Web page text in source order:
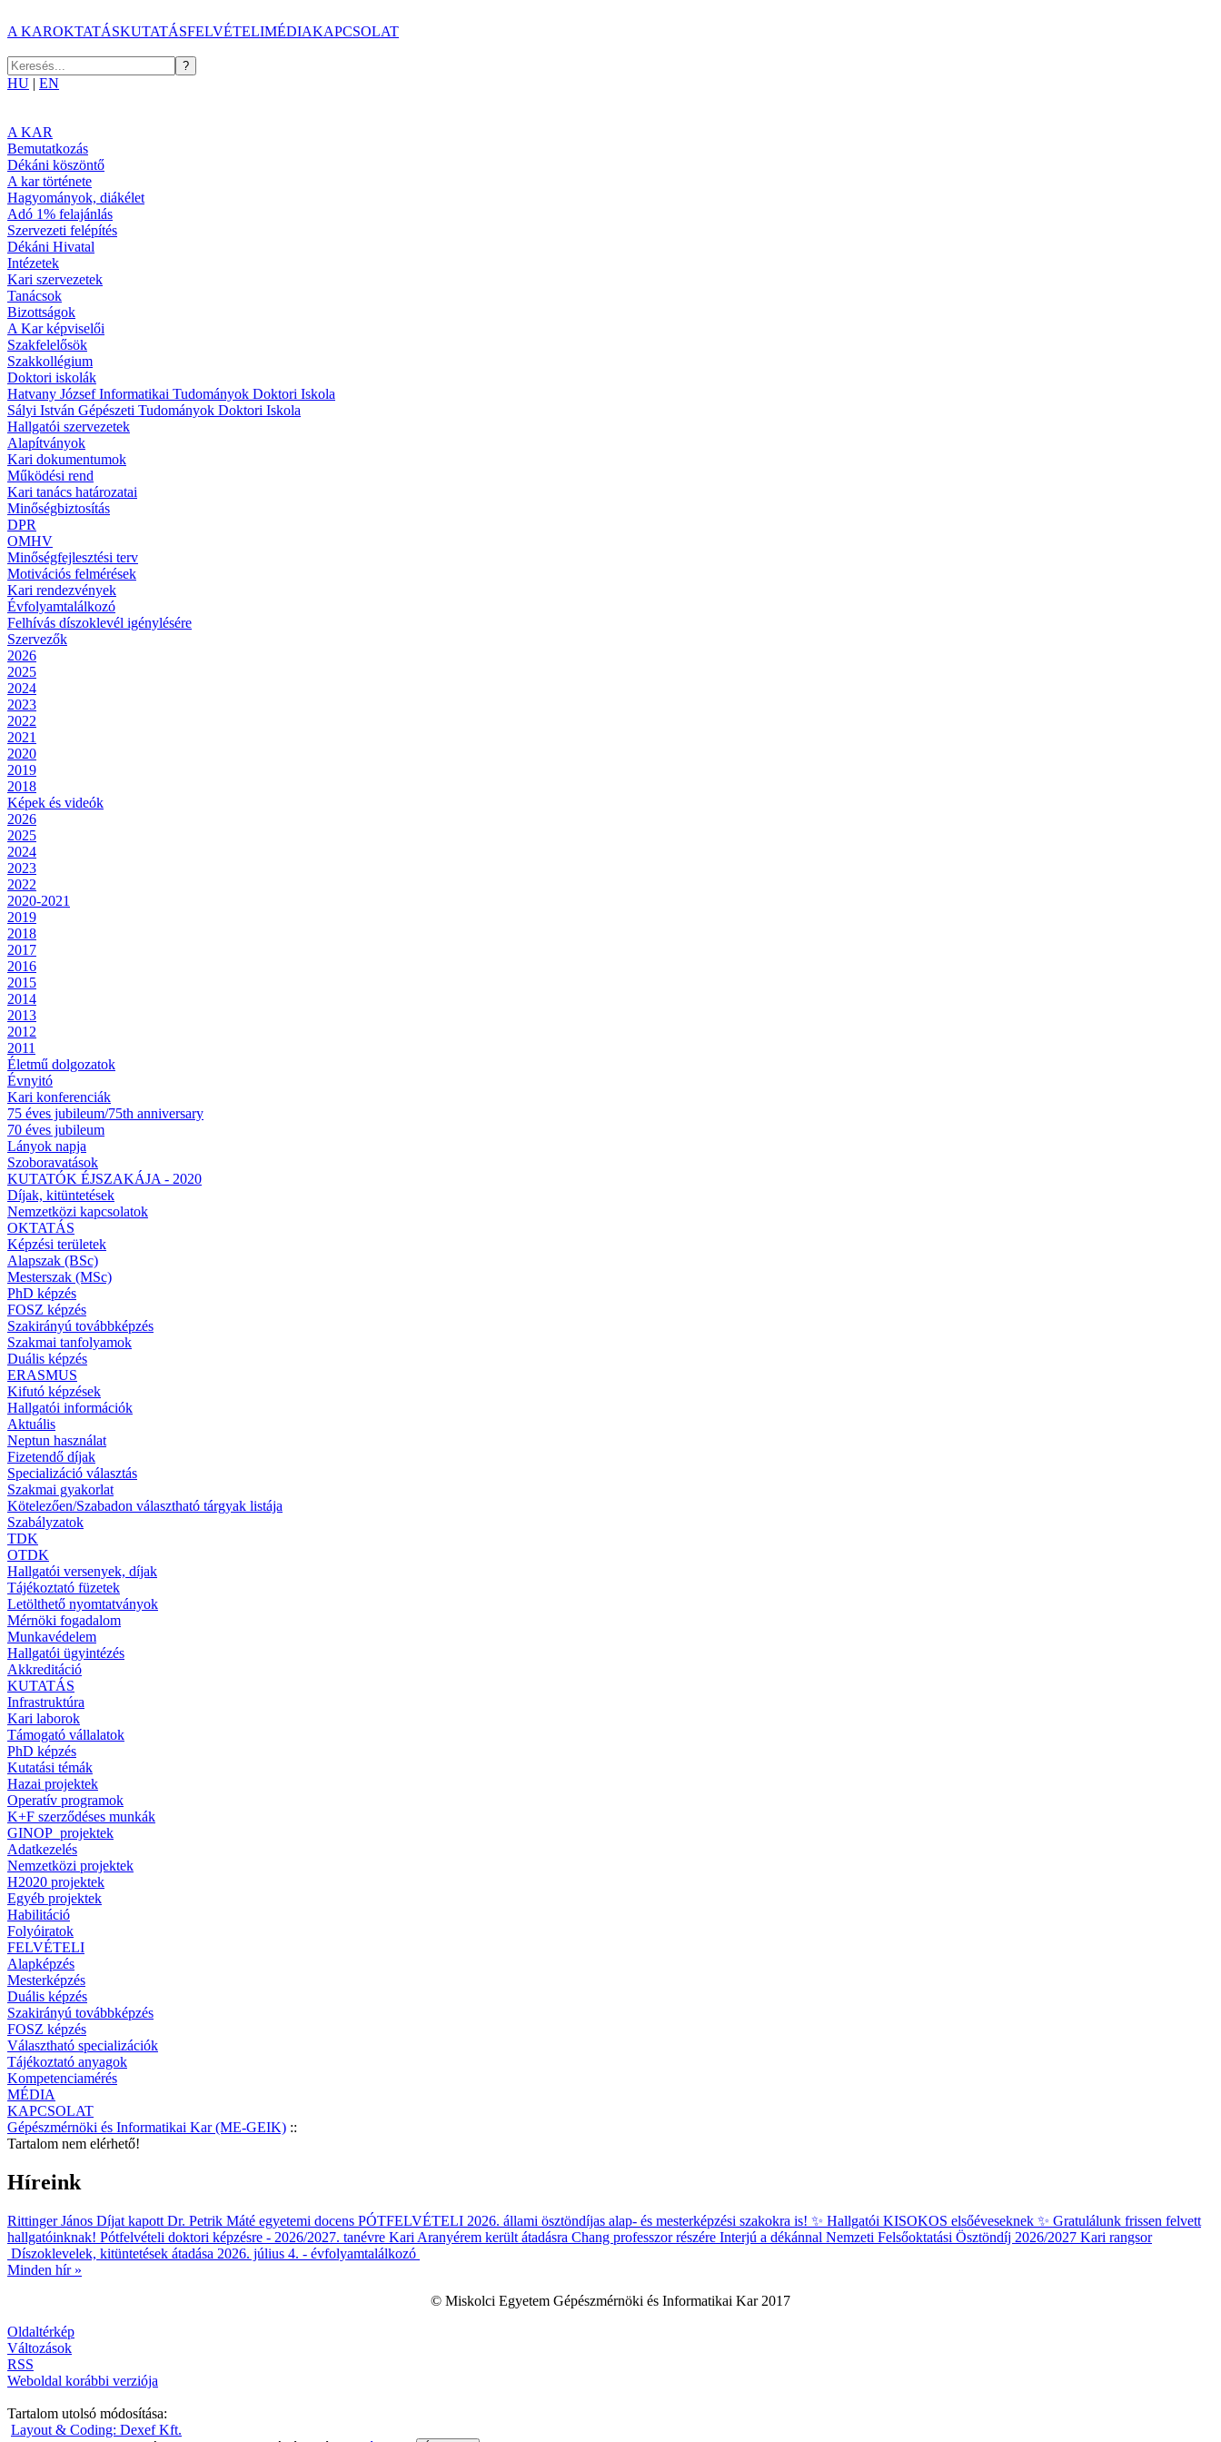
A KAROKTATÁSKUTATÁSFELVÉTELIMÉDIAKAPCSOLAT
HU | EN
A KAR
Bemutatkozás
Dékáni köszöntő
A kar története
Hagyományok, diákélet
Adó 1% felajánlás
Szervezeti felépítés
Dékáni Hivatal
Intézetek
Kari szervezetek
Tanácsok
Bizottságok
A Kar képviselői
Szakfelelősök
Szakkollégium
Doktori iskolák
Hatvany József Informatikai Tudományok Doktori Iskola
Sályi István Gépészeti Tudományok Doktori Iskola
Hallgatói szervezetek
Alapítványok
Kari dokumentumok
Működési rend
Kari tanács határozatai
Minőségbiztosítás
DPR
OMHV
Minőségfejlesztési terv
Motivációs felmérések
Kari rendezvények
Évfolyamtalálkozó
Felhívás díszoklevél igénylésére
Szervezők
2026
2025
2024
2023
2022
2021
2020
2019
2018
Képek és videók
2026
2025
2024
2023
2022
2020-2021
2019
2018
2017
2016
2015
2014
2013
2012
2011
Életmű dolgozatok
Évnyitó
Kari konferenciák
75 éves jubileum/75th anniversary
70 éves jubileum
Lányok napja
Szoboravatások
KUTATÓK ÉJSZAKÁJA - 2020
Díjak, kitüntetések
Nemzetközi kapcsolatok
OKTATÁS
Képzési területek
Alapszak (BSc)
Mesterszak (MSc)
PhD képzés
FOSZ képzés
Szakirányú továbbképzés
Szakmai tanfolyamok
Duális képzés
ERASMUS
Kifutó képzések
Hallgatói információk
Aktuális
Neptun használat
Fizetendő díjak
Specializáció választás
Szakmai gyakorlat
Kötelezően/Szabadon választható tárgyak listája
Szabályzatok
TDK
OTDK
Hallgatói versenyek, díjak
Tájékoztató füzetek
Letölthető nyomtatványok
Mérnöki fogadalom
Munkavédelem
Hallgatói ügyintézés
Akkreditáció
KUTATÁS
Infrastruktúra
Kari laborok
Támogató vállalatok
PhD képzés
Kutatási témák
Hazai projektek
Operatív programok
K+F szerződéses munkák
GINOP_projektek
Adatkezelés
Nemzetközi projektek
H2020 projektek
Egyéb projektek
Habilitáció
Folyóiratok
FELVÉTELI
Alapképzés
Mesterképzés
Duális képzés
Szakirányú továbbképzés
FOSZ képzés
Választható specializációk
Tájékoztató anyagok
Kompetenciamérés
MÉDIA
KAPCSOLAT
Gépészmérnöki és Informatikai Kar (ME-GEIK) ::
Tartalom nem elérhető!
Híreink
Rittinger János Díjat kapott Dr. Petrik Máté egyetemi docens PÓTFELVÉTELI 2026. állami ösztöndíjas alap- és mesterképzési szakokra is! ✨ Hallgatói KISOKOS elsőéveseknek ✨ Gratulálunk frissen felvett
hallgatóinknak! Pótfelvételi doktori képzésre - 2026/2027. tanévre Kari Aranyérem került átadásra Chang professzor részére Interjú a dékánnal Nemzeti Felsőoktatási Ösztöndíj 2026/2027 Kari rangsor
Díszoklevelek, kitüntetések átadása 2026. július 4. - évfolyamtalálkozó
Minden hír »
© Miskolci Egyetem Gépészmérnöki és Informatikai Kar 2017
Oldaltérkép
Változások
RSS
Weboldal korábbi verziója
Tartalom utolsó módosítása:
Layout & Coding: Dexef Kft.